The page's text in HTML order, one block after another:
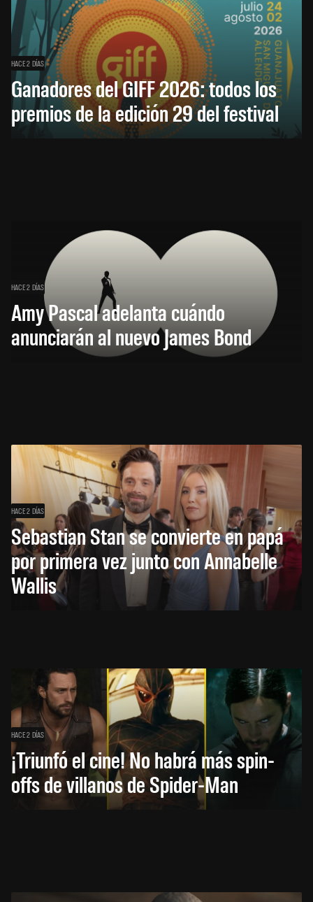
HACE 2 DÍAS
Ganadores del GIFF 2026: todos los
premios de la edición 29 del festival
HACE 2 DÍAS
Amy Pascal adelanta cuándo
anunciarán al nuevo James Bond
HACE 2 DÍAS
Sebastian Stan se convierte en papá
por primera vez junto con Annabelle
Wallis
HACE 2 DÍAS
¡Triunfó el cine! No habrá más spin-
offs de villanos de Spider-Man